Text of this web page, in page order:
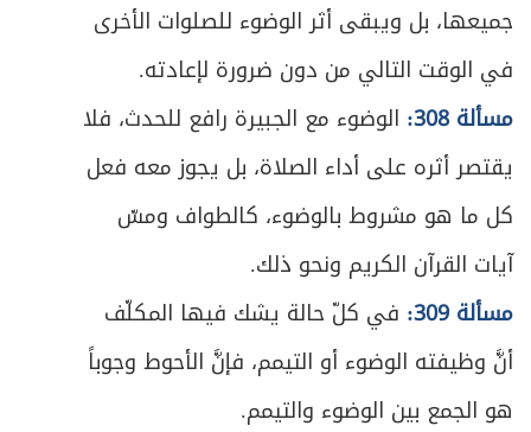
جميعها، بل ويبقى أثر الوضوء للصلوات الأخرى
في الوقت التالي من دون ضرورة لإعادته.
مسألة 308:
الوضوء مع الجبيرة رافع للحدث، فلا
يقتصر أثره على أداء الصلاة، بل يجوز معه فعل
كل ما هو مشروط بالوضوء، كالطواف ومسّ
آيات القرآن الكريم ونحو ذلك.
مسألة 309:
في كلّ حالة يشك فيها المكلّف
أنَّ وظيفته الوضوء أو التيمم، فإنَّ الأحوط وجوباً
هو الجمع بين الوضوء والتيمم.